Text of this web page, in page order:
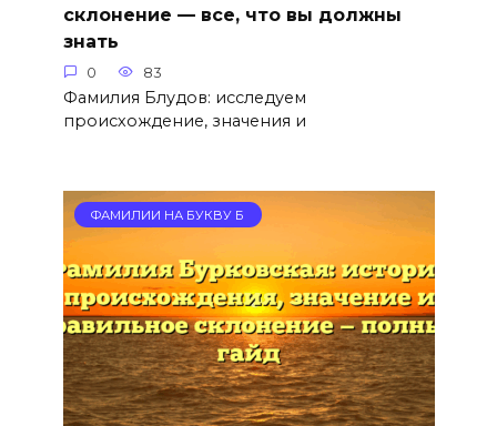
склонение — все, что вы должны
знать
0 83
Фамилия Блудов: исследуем
происхождение, значения и
ФАМИЛИИ НА БУКВУ Б